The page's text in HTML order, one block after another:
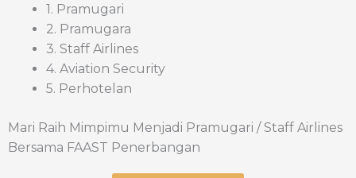
1. Pramugari
2. Pramugara
3. Staff Airlines
4. Aviation Security
5. Perhotelan
Mari Raih Mimpimu Menjadi Pramugari / Staff Airlines
Bersama FAAST Penerbangan